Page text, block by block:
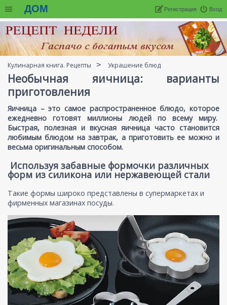
ДОМ Вход
Регистрация
Кулинарная книга. Рецепты Украшение блюд
Необычная яичница: варианты
приготовления
Яичница – это самое распространенное блюдо, которое
ежедневно готовят миллионы людей по всему миру.
Быстрая, полезная и вкусная яичница часто становится
любимым блюдом на завтрак, а приготовить ее можно и
весьма оригинальным способом.
Используя забавные формочки различных
форм из силикона или нержавеющей стали
Такие формы широко представлены в супермаркетах и
фирменных магазинах посуды.